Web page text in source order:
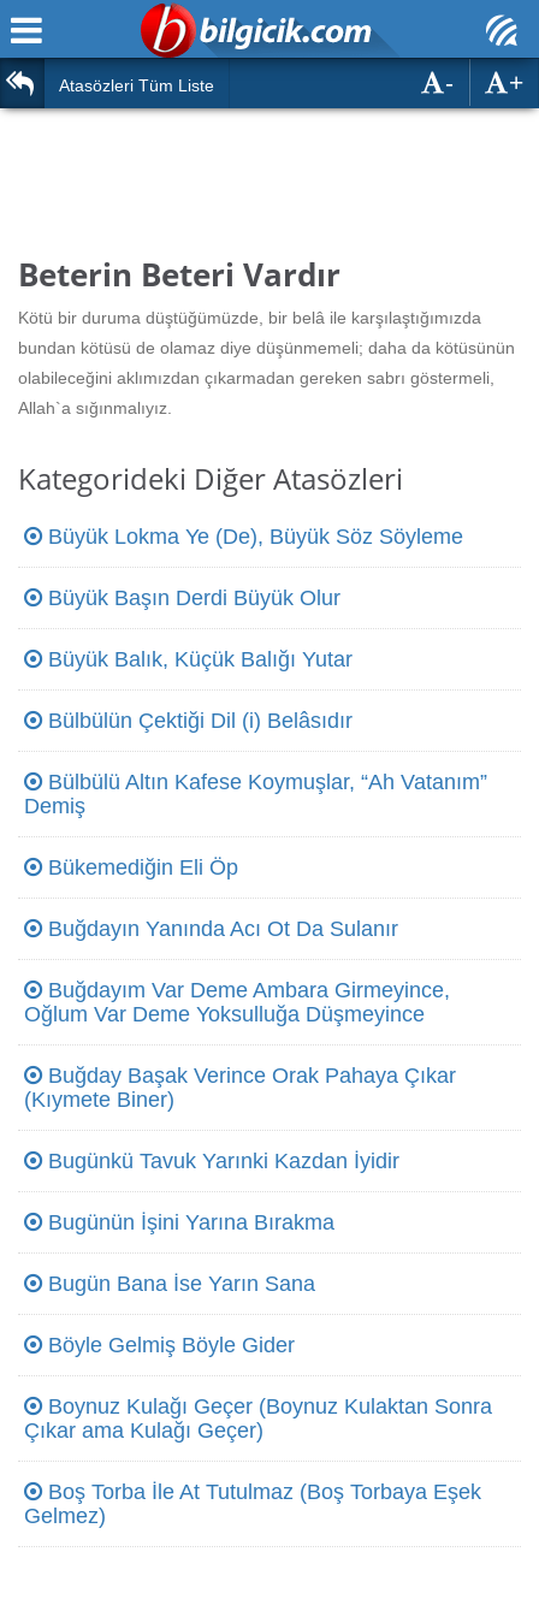
Ana Sayfa
Türk Tarihi & Kültürü
Eğitim
Hesaplamalar
Duvar Yazıları
Oyun
Eğitim Haberleri
Atasözleri Tüm Liste +
-
Beterin Beteri Vardır
Kötü bir duruma düştüğümüzde, bir belâ ile karşılaştığımızda
bundan kötüsü de olamaz diye düşünmemeli; daha da kötüsünün
olabileceğini aklımızdan çıkarmadan gereken sabrı göstermeli,
Allah`a sığınmalıyız.
Kategorideki Diğer Atasözleri
Büyük Lokma Ye (De), Büyük Söz Söyleme
Büyük Başın Derdi Büyük Olur
Büyük Balık, Küçük Balığı Yutar
Bülbülün Çektiği Dil (i) Belâsıdır
Bülbülü Altın Kafese Koymuşlar, “Ah Vatanım”
Demiş
Bükemediğin Eli Öp
Buğdayın Yanında Acı Ot Da Sulanır
Buğdayım Var Deme Ambara Girmeyince,
Oğlum Var Deme Yoksulluğa Düşmeyince
Buğday Başak Verince Orak Pahaya Çıkar
(Kıymete Biner)
Bugünkü Tavuk Yarınki Kazdan İyidir
Bugünün İşini Yarına Bırakma
Bugün Bana İse Yarın Sana
Böyle Gelmiş Böyle Gider
Boynuz Kulağı Geçer (Boynuz Kulaktan Sonra
Çıkar ama Kulağı Geçer)
Boş Torba İle At Tutulmaz (Boş Torbaya Eşek
Gelmez)